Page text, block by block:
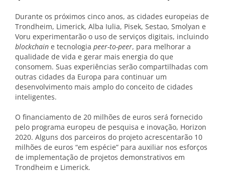
Durante os próximos cinco anos, as cidades europeias de
Trondheim, Limerick, Alba Iulia, Pisek, Sestao, Smolyan e
Voru experimentarão o uso de serviços digitais, incluindo
blockchain e tecnologia peer-to-peer, para melhorar a
qualidade de vida e gerar mais energia do que
consomem. Suas experiências serão compartilhadas com
outras cidades da Europa para continuar um
desenvolvimento mais amplo do conceito de cidades
inteligentes.
O financiamento de 20 milhões de euros será fornecido
pelo programa europeu de pesquisa e inovação, Horizon
2020. Alguns dos parceiros do projeto acrescentarão 10
milhões de euros “em espécie” para auxiliar nos esforços
de implementação de projetos demonstrativos em
Trondheim e Limerick.